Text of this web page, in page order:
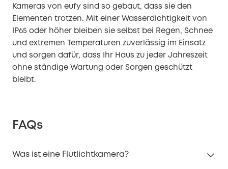
Kameras von eufy sind so gebaut, dass sie den
Elementen trotzen. Mit einer Wasserdichtigkeit von
IP65 oder höher bleiben sie selbst bei Regen, Schnee
und extremen Temperaturen zuverlässig im Einsatz
und sorgen dafür, dass Ihr Haus zu jeder Jahreszeit
ohne ständige Wartung oder Sorgen geschützt
bleibt.
FAQs
Was ist eine Flutlichtkamera?